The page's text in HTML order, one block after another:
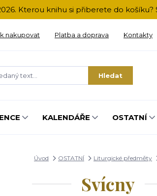
Kterou knihu si přiberete do
nakupovat Platba a doprava Kontakty
Hledat
KALENDÁŘE OSTATNÍ
Úvod OSTATNÍ Liturgické předměty
Svícny